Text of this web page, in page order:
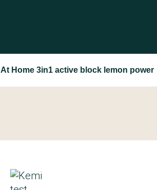
At Home 3in1 active block lemon power